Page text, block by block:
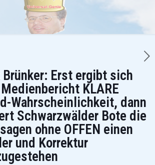
Brünker: Erst ergibt sich
KLARE
Wahrscheinlichkeit, dann
Schwarzwälder Bote die
ohne OFFEN einen
und Korrektur